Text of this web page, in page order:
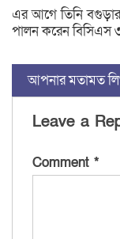
এর আগে তিনি
পালন করেন বিসিএস
আপনার মতামত
Leave a
Comment *